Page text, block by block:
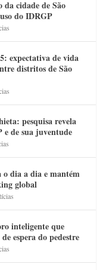
da cidade de São
do IDRGP
expectativa de vida
distritos de São
pesquisa revela
e de sua juventude
dia a dia e mantém
global
inteligente que
espera do pedestre